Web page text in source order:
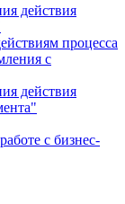
действия
процесса
с
действия
с бизнес-